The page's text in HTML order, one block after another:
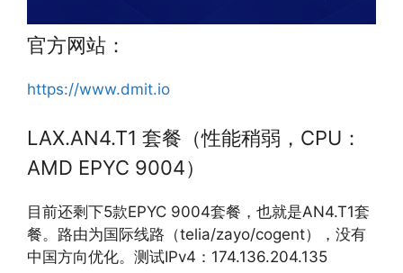
官方网站：
https://www.dmit.io
LAX.AN4.T1 套餐（性能稍弱，CPU：
AMD EPYC 9004）
目前还剩下5款EPYC 9004套餐，也就是AN4.T1套
餐。路由为国际线路（telia/zayo/cogent），没有
中国方向优化。测试IPv4：174.136.204.135